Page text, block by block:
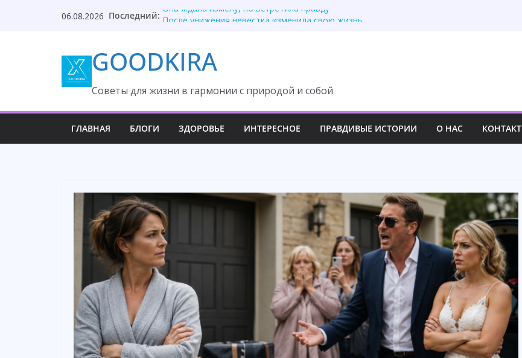
06.08.2026 Последний: Она ждала измену, но встретила правду
Они забыли, кто оплатил роскошный вечер
Один торт изменил судьбу семьи навсегда
GOODKIRA
Cоветы для жизни в гармонии с природой и собой
ГЛАВНАЯ БЛОГИ ЗДОРОВЬЕ ИНТЕРЕСНОЕ ПРАВДИВЫЕ ИСТОРИИ О НАС КОНТАКТ